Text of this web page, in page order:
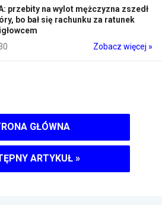
przebity na wylot mężczyzna zszedł
bo bał się rachunku za ratunek
Zobacz więcej »
GŁÓWNA
ARTYKUŁ »